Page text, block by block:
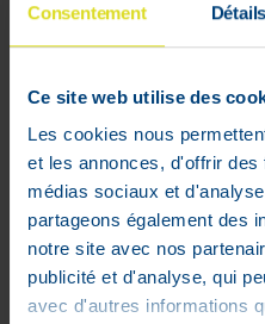
Consentement Détails
Ce site web utilise des
Les cookies nous
et les annonces, d'offrir
médias sociaux et
partageons également des
notre site avec nos
publicité et d'analyse, qui
avec d'autres informations
Mon compte
Livraisons
Mon panier
Suivis de commandes